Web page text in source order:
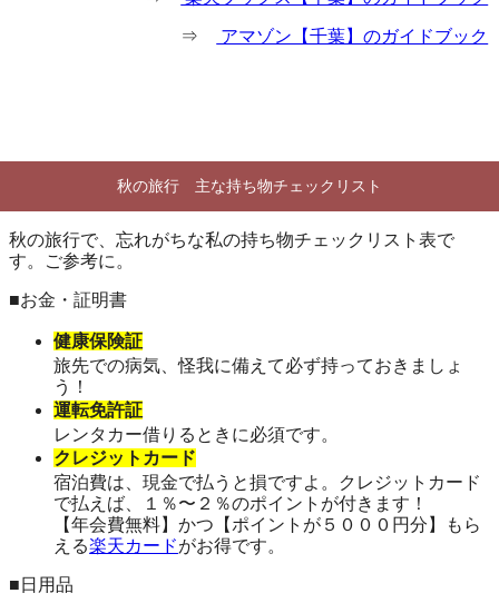
⇒ アマゾン【千葉】のガイドブック
秋の旅行 主な持ち物チェックリスト
秋の旅行で、忘れがちな私の持ち物チェックリスト表で
す。ご参考に。
■お金・証明書
健康保険証
旅先での病気、怪我に備えて必ず持っておきましょ
う！
運転免許証
レンタカー借りるときに必須です。
クレジットカード
宿泊費は、現金で払うと損ですよ。クレジットカード
で払えば、１％〜２％のポイントが付きます！
【年会費無料】かつ【ポイントが５０００円分】もら
える楽天カードがお得です。
■日用品